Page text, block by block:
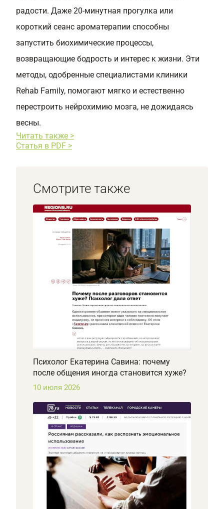
радости. Даже 20-минутная прогулка или
короткий сеанс ароматерапии способны
запустить биохимические процессы,
возвращающие бодрость и интерес к жизни. Эти
методы, одобренные специалистами клиники
Rehab Family, помогают мягко и естественно
перестроить нейрохимию мозга, не дожидаясь
весны.
Читать также >
Статья в PDF >
Смотрите также
Психолог Екатерина Савина: почему
после общения иногда становится хуже?
10 июля 2026